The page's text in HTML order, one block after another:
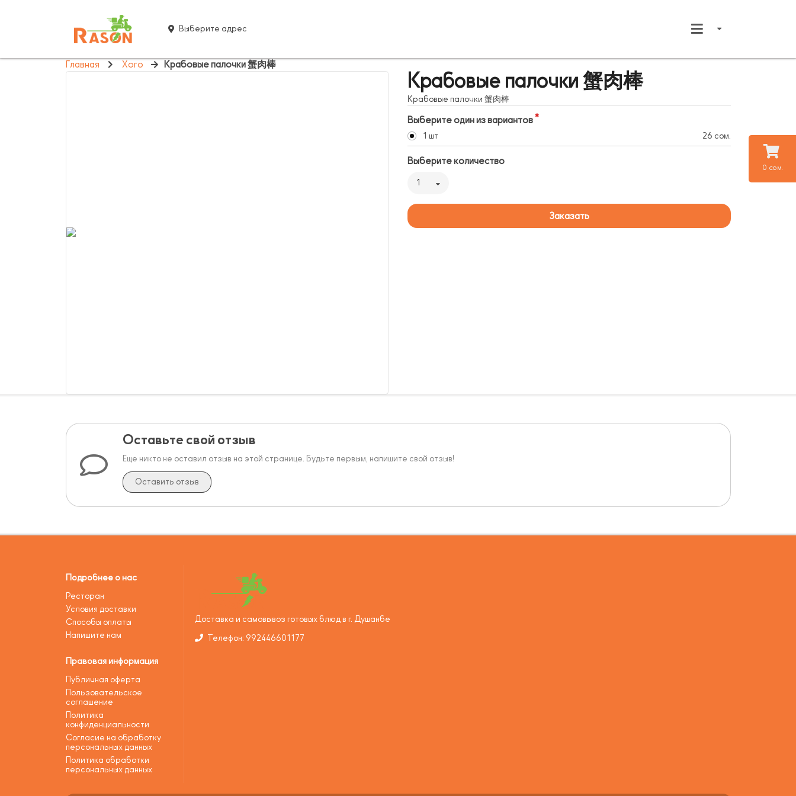
0 сом.
Выберите адрес
Главная Хого Крабовые палочки 蟹肉棒
Крабовые палочки 蟹肉棒
Крабовые палочки 蟹肉棒
Выберите один из вариантов
1 шт 26 сом.
Выберите количество
1
Заказать
Оставьте свой отзыв
Еще никто не оставил отзыв на этой странице. Будьте первым, напишите свой отзыв!
Оставить отзыв
Подробнее о нас
Ресторан
Условия доставки
Способы оплаты
Напишите нам
Правовая информация
Публичная оферта
Пользовательское
соглашение
Политика
конфиденциальности
Согласие на обработку
персональных данных
Политика обработки
персональных данных
Доставка и самовывоз готовых блюд в г. Душанбе
Телефон: 992446601177